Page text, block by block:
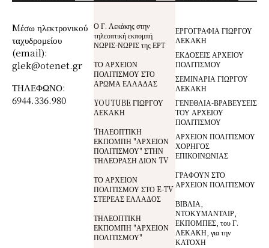
Mέσω ηλεκτρονικού
ταχυδρομείου
(email):
glek@otenet.gr
ΤΗΛΕΦΩΝΟ:
6944.336.980
Ο Γ. Λεκάκης στην
τηλεοπτική εκπομπή
ΝΩΡΙΣ-ΝΩΡΙΣ της ΕΡΤ
ΤΟ ΑΡΧΕΙΟΝ
ΠΟΛΙΤΙΣΜΟΥ ΣΤΟ
ΑΡΩΜΑ ΕΛΛΑΔΑΣ
YOUTUBE ΓΙΩΡΓΟΥ
ΛΕΚΑΚΗ
TΗΛΕΟΠΤΙΚΗ
ΕΚΠΟΜΠΗ "ΑΡΧΕΙΟΝ
ΠΟΛΙΤΙΣΜΟΥ" ΣΤΗΝ
ΤΗΛΕΌΡΑΣΗ ΔΙΟΝ TV
ΤΟ ΑΡΧΕΙΟΝ
ΠΟΛΙΤΙΣΜΟΥ ΣΤΟ E-TV
ΣΤΕΡΕΑΣ ΕΛΛΑΔΟΣ
ΤΗΛΕΟΠΤΙΚΗ
ΕΚΠΟΜΠΗ "ΑΡΧΕΙΟΝ
ΠΟΛΙΤΙΣΜΟΥ"
ΕΡΓΟΓΡΑΦΙΑ ΓΙΩΡΓΟΥ
ΛΕΚΑΚΗ
ΕΚΔΟΣΕΙΣ ΑΡΧΕΙΟΥ
ΠΟΛΙΤΙΣΜΟΥ
ΣΕΜΙΝΑΡΙΑ ΓΙΩΡΓΟΥ
ΛΕΚΑΚΗ
ΓΕΝΕΘΛΙΑ-ΒΡΑΒΕΥΣΕΙΣ
ΤΟΥ ΑΡΧΕΙΟΥ
ΠΟΛΙΤΙΣΜΟΥ
ΑΡΧΕΙΟΝ ΠΟΛΙΤΙΣΜΟΥ
ΧΟΡΗΓΟΣ
ΕΠΙΚΟΙΝΩΝΙΑΣ
ΓΡΑΦΟΥΝ ΣΤΟ
ΑΡΧΕΙΟΝ ΠΟΛΙΤΙΣΜΟΥ
ΒΙΒΛΙΑ,
ΝΤΟΚΥΜΑΝΤΑΙΡ,
ΕΚΠΟΜΠΕΣ, του Γ.
ΛΕΚΑΚΗ, για την
ΚΑΤΟΧΗ